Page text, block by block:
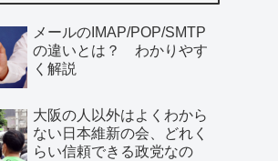
メールのIMAP/POP/SMTP
の違いとは？ わかりやす
く解説
大阪の人以外はよくわから
ない日本維新の会、どれく
らい信頼できる政党なの